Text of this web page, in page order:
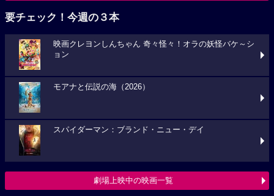
要チェック！今週の３本
映画クレヨンしんちゃん 奇々怪々！オラの妖怪バケ～シ
ョン
モアナと伝説の海（2026）
スパイダーマン：ブランド・ニュー・デイ
劇場上映中の映画一覧